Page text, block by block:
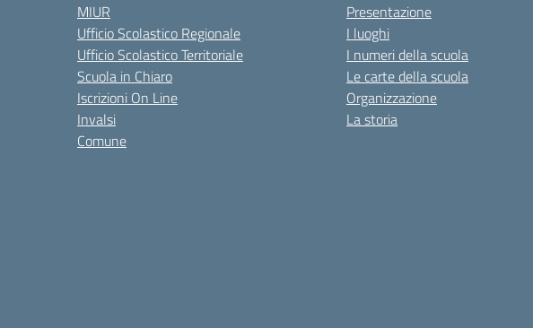
MIUR
Ufficio Scolastico Regionale
Ufficio Scolastico Territoriale
Scuola in Chiaro
Iscrizioni On Line
Invalsi
Comune
Presentazione
I luoghi
I numeri della scuola
Le carte della scuola
Organizzazione
La storia